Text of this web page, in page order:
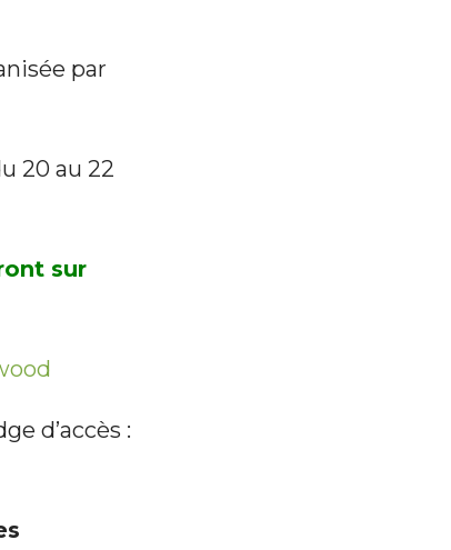
par
20 au 22
sur
d’accès :